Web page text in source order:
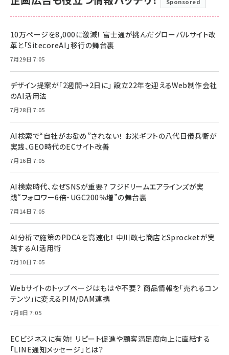
10万ページを8,000に激減！ 富士通が挑んだグローバルサイト改
革と「SitecoreAI」移行の舞台裏
7月29日 7:05
デザイン提案が「2週間→2日に」 設立22年を迎えるWeb制作会社
のAI活用法
7月28日 7:05
AI検索で“自社がお勧め”されない！ お米ギフトの八代目儀兵衛が
実践、GEO時代のECサイト改善
7月16日 7:05
AI検索時代、なぜSNSが重要？ フジドリームエアラインズが実
践“フォロワー6倍・UGC200％増”の舞台裏
7月14日 7:05
AI分析で施策のPDCAを高速化！ 中川政七商店とSprocketが実
践するAI活用術
7月10日 7:05
Webサイトのトップページはもはや不要？ 商品情報を「売れるコン
テンツ」に変えるPIM/DAM連携
7月8日 7:05
ECビジネスに有効！ リピート促進や顧客満足度向上に直結する
「LINE通知メッセージ」とは？